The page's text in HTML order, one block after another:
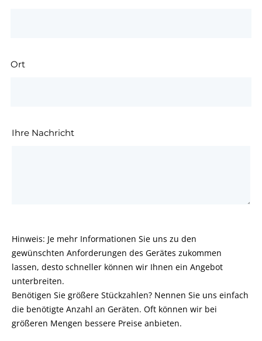
Ort
Ihre Nachricht
Hinweis: Je mehr Informationen Sie uns zu den
gewünschten Anforderungen des Gerätes zukommen
lassen, desto schneller können wir Ihnen ein Angebot
unterbreiten.
Benötigen Sie größere Stückzahlen? Nennen Sie uns einfach
die benötigte Anzahl an Geräten. Oft können wir bei
größeren Mengen bessere Preise anbieten.